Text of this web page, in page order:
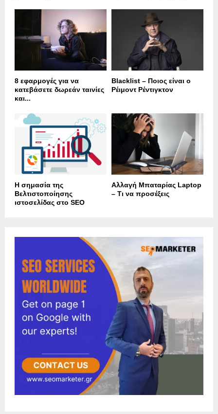
8 εφαρμογές για να
κατεβάσετε δωρεάν ταινίες
και...
Blacklist – Ποιος είναι ο
Ρέιμοντ Ρέντιγκτον
Η σημασία της
Βελτιστοποίησης
ιστοσελίδας στο SEO
Αλλαγή Μπαταρίας Laptop
– Τι να προσέξεις